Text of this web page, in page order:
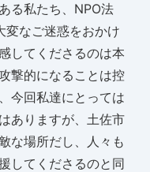
る私たち、NPO法
変なご迷惑をおかけ
してくださるのは本
撃的になることは控
今回私達にとっては
ありますが、土佐市
な場所だし、人々も
してくださるのと同